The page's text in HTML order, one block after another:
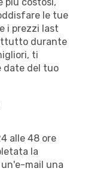
le tue
i prezzi last
durante
ti
date del tuo
alle 48 ore
la
mail una